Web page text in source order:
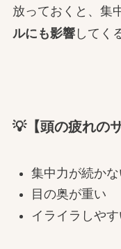
放っておくと、集
ルにも影響してく
💡【頭の疲れの
集中力が続かな
目の奥が重い
イライラしやす